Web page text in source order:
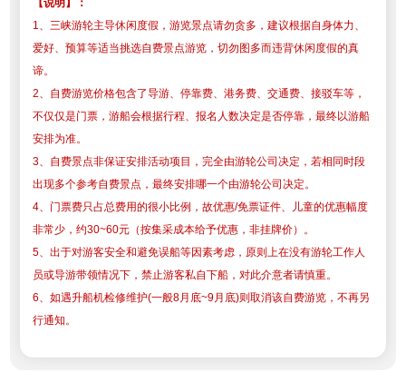
1、三峡游轮主导休闲度假，游览景点请勿贪多，建议根据自身体力、
爱好、预算等适当挑选自费景点游览，切勿图多而违背休闲度假的真
谛。
2、自费游览价格包含了导游、停靠费、港务费、交通费、接驳车等，
不仅仅是门票，游船会根据行程、报名人数决定是否停靠，最终以游船
安排为准。
3、自费景点非保证安排活动项目，完全由游轮公司决定，若相同时段
出现多个参考自费景点，最终安排哪一个由游轮公司决定。
4、门票费只占总费用的很小比例，故优惠/免票证件、儿童的优惠幅度
非常少，约30~60元（按集采成本给予优惠，非挂牌价）。
5、出于对游客安全和避免误船等因素考虑，原则上在没有游轮工作人
员或导游带领情况下，禁止游客私自下船，对此介意者请慎重。
6、如遇升船机检修维护(一般8月底~9月底)则取消该自费游览，不再另
行通知。